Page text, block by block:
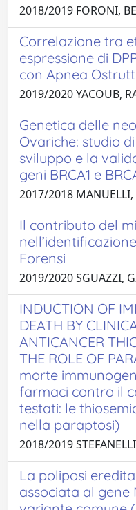
2018/2019 FORONI,
Correlazione tra
espressione di
con Apnea
2019/2020 YACOUB,
Genetica delle
Ovariche: studio
sviluppo e la
geni BRCA1 e
2017/2018 MANUELLI,
Il contributo del
Forensi
2019/2020 SGUAZZI,
INDUCTION OF
DEATH BY
ANTICANCER
THE ROLE OF
morte
farmaci contro il
testati: le
nella paraptosi)
2018/2019
La poliposi
associata al gene